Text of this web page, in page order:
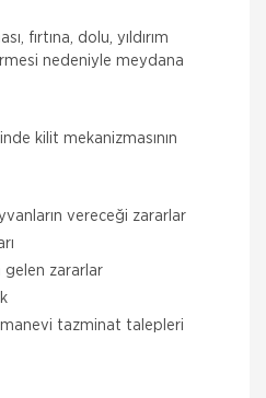
fırtına, dolu, yıldırım
nedeniyle meydana
kilit mekanizmasının
vereceği zararlar
gelen zararlar
tazminat talepleri